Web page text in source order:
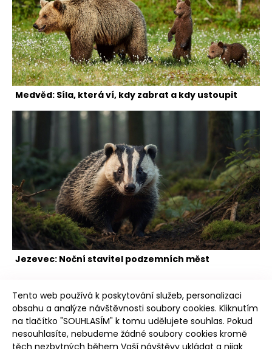
Medvěd: Síla, která ví, kdy zabrat a kdy ustoupit
Jezevec: Noční stavitel podzemních měst
Tento web používá k poskytování služeb, personalizaci
obsahu a analýze návštěvnosti soubory cookies. Kliknutím
na tlačítko "SOUHLASÍM" k tomu udělujete souhlas. Pokud
nesouhlasíte, nebudeme žádné soubory cookies kromě
těch nezbytných během Vaší návštěvy ukládat a nijak